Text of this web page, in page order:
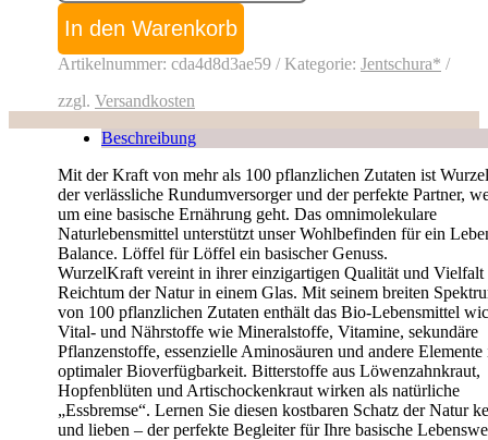
Menge
In den Warenkorb
Artikelnummer: cda4d8d3ae59 Kategorie: Jentschura*
zzgl. Versandkosten
Beschreibung
Mit der Kraft von mehr als 100 pflanzlichen Zutaten ist
der verlässliche Rundumversorger und der perfekte Partner,
um eine basische Ernährung geht. Das omnimolekulare
Naturlebensmittel unterstützt unser Wohlbefinden für ein
Balance. Löffel für Löffel ein basischer Genuss.
WurzelKraft vereint in ihrer einzigartigen Qualität und Vielfalt
Reichtum der Natur in einem Glas. Mit seinem breiten
von 100 pflanzlichen Zutaten enthält das Bio-Lebensmittel
Vital- und Nährstoffe wie Mineralstoffe, Vitamine, sekundäre
Pflanzenstoffe, essenzielle Aminosäuren und andere Elemente
optimaler Bioverfügbarkeit. Bitterstoffe aus Löwenzahnkraut,
Hopfenblüten und Artischockenkraut wirken als natürliche
„Essbremse“. Lernen Sie diesen kostbaren Schatz der Natur
und lieben – der perfekte Begleiter für Ihre basische